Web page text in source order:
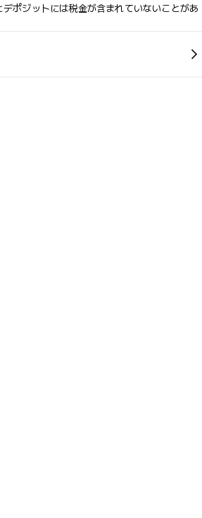
ポジットには税金が含まれていないことがあ